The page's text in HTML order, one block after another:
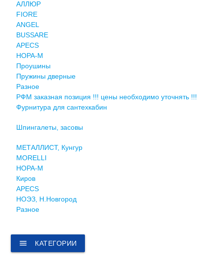
АЛЛЮР
FIORE
ANGEL
BUSSARE
APECS
НОРА-М
Проушины
Пружины дверные
Разное
РФМ заказная позиция !!! цены необходимо уточнять !!!
Фурнитура для сантехкабин
Шпингалеты, засовы
МЕТАЛЛИСТ, Кунгур
MORELLI
НОРА-М
Киров
APECS
НОЭЗ, Н.Новгород
Разное
menu КАТЕГОРИИ